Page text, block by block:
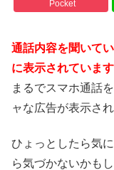
Pocket
通話内容を聞いて
に表示されています
まるでスマホ通話
ャな広告が表示さ
ひょっとしたら気
ら気づかないかもし